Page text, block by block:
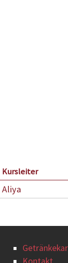
Kursleiter
Aliya